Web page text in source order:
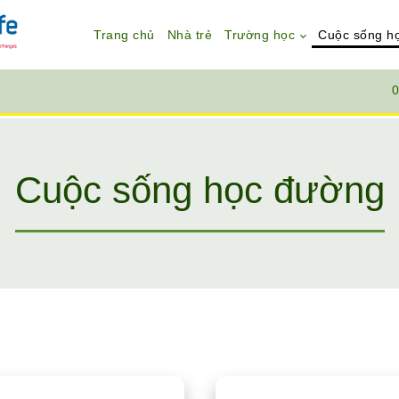
Trang chủ Nhà trẻ Trường học Cuộc sống
Cuộc sống học đường